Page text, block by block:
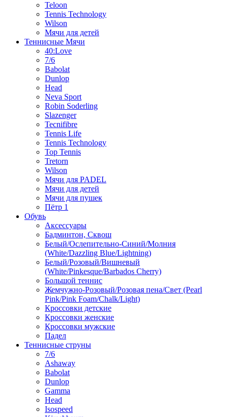
Teloon
Tennis Technology
Wilson
Мячи для детей
Теннисные Мячи
40:Love
7/6
Babolat
Dunlop
Head
Neva Sport
Robin Soderling
Slazenger
Tecnifibre
Tennis Life
Tennis Technology
Top Tennis
Tretorn
Wilson
Мячи для PADEL
Мячи для детей
Мячи для пушек
Пётр 1
Обувь
Аксессуары
Бадминтон, Сквош
Белый/Ослепительно-Синий/Молния
(White/Dazzling Blue/Lightning)
Белый/Розовый/Вишневый
(White/Pinkesque/Barbados Cherry)
Большой теннис
Жемчужно-Розовый/Розовая пена/Свет (Pearl
Pink/Pink Foam/Chalk/Light)
Кроссовки детские
Кроссовки женские
Кроссовки мужские
Падел
Теннисные струны
7/6
Ashaway
Babolat
Dunlop
Gamma
Head
Isospeed